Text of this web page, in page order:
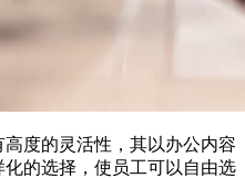
度的灵活性，其以办公内容
的选择，使员工可以自由选